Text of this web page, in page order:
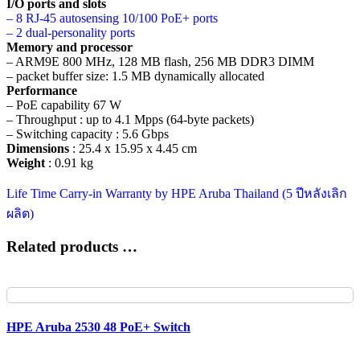
I/O ports and slots
– 8 RJ-45 autosensing 10/100 PoE+ ports
– 2 dual-personality ports
Memory and processor
– ARM9E 800 MHz, 128 MB flash, 256 MB DDR3 DIMM
– packet buffer size: 1.5 MB dynamically allocated
Performance
– PoE capability 67 W
– Throughput : up to 4.1 Mpps (64-byte packets)
– Switching capacity : 5.6 Gbps
Dimensions : 25.4 x 15.95 x 4.45 cm
Weight : 0.91 kg
Life Time Carry-in Warranty by HPE Aruba Thailand (5 ปีหลังเลิก
ผลิต)
Related products …
HPE Aruba 2530 48 PoE+ Switch